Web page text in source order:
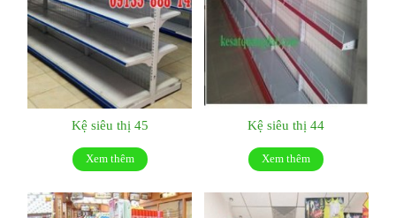
Kệ siêu thị 45
Xem thêm
Kệ siêu thị 44
Xem thêm